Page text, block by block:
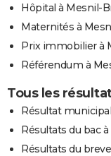
Hôpital à Mesnil-
Maternités à
Prix immobilier à
Référendum à
Tous les
Résultat
Résultats du bac
Résultats du